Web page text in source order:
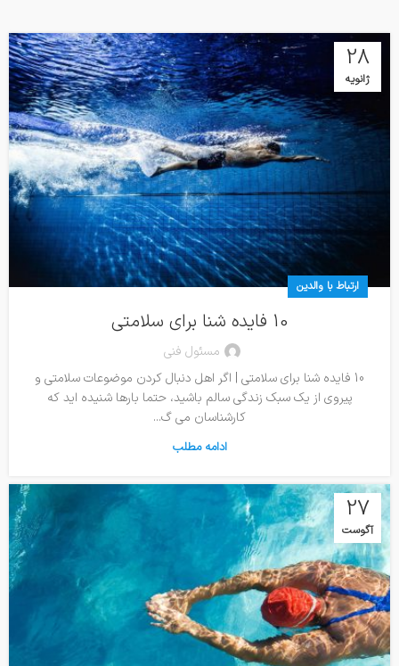
28
ژانویه
ارتباط با والدین
10 فایده شنا برای سلامتی
مسئول فنی
10 فایده شنا برای سلامتی | اگر اهل دنبال کردن موضوعات سلامتی و
پیروی از یک سبک زندگی سالم باشید، حتما بارها شنیده اید که
کارشناسان می گ...
ادامه مطلب
27
آگوست